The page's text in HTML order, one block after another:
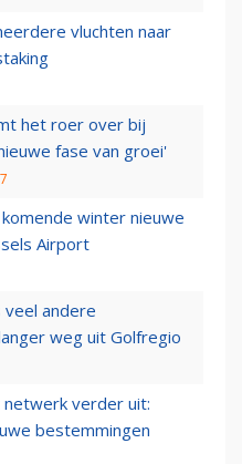
vluchten naar
het roer over bij
fase van groei'
winter nieuwe
Airport
andere
weg uit Golfregio
netwerk verder uit:
bestemmingen